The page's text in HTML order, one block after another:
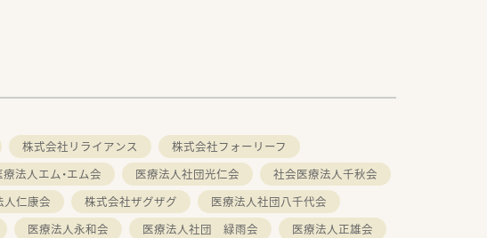
株式会社リライアンス
株式会社フォーリーフ
療法人エム・エム会 医療法人社団光仁会
社会医療法人千秋会
人仁康会 株式会社ザグザグ
医療法人社団八千代会
医療法人永和会 医療法人社団 緑雨会
医療法人正雄会